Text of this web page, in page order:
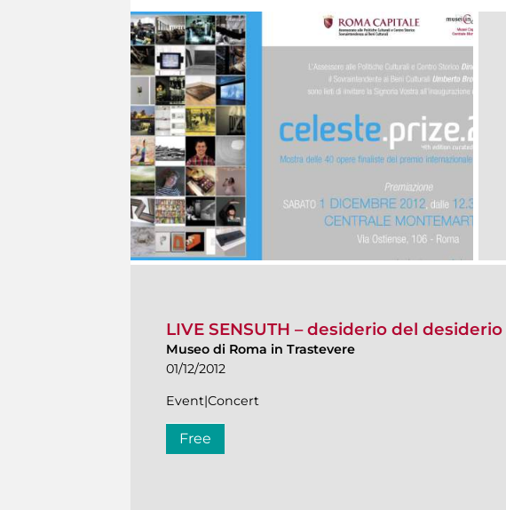
LIVE SENSUTH – desiderio del desiderio
Museo di Roma in Trastevere
01/12/2012
Event|Concert
Free